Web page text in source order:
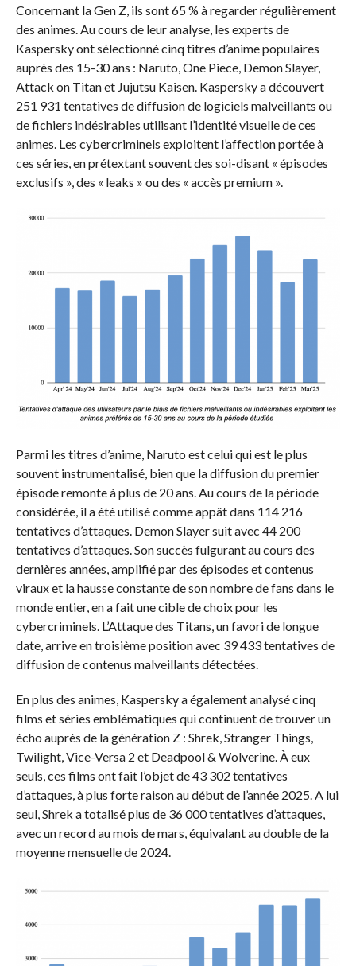
Concernant la Gen Z, ils sont 65 % à regarder régulièrement
des animes. Au cours de leur analyse, les experts de
Kaspersky ont sélectionné cinq titres d’anime populaires
auprès des 15-30 ans : Naruto, One Piece, Demon Slayer,
Attack on Titan et Jujutsu Kaisen. Kaspersky a découvert
251 931 tentatives de diffusion de logiciels malveillants ou
de fichiers indésirables utilisant l’identité visuelle de ces
animes. Les cybercriminels exploitent l’affection portée à
ces séries, en prétextant souvent des soi-disant « épisodes
exclusifs », des « leaks » ou des « accès premium ».
Parmi les titres d’anime, Naruto est celui qui est le plus
souvent instrumentalisé, bien que la diffusion du premier
épisode remonte à plus de 20 ans. Au cours de la période
considérée, il a été utilisé comme appât dans 114 216
tentatives d’attaques. Demon Slayer suit avec 44 200
tentatives d’attaques. Son succès fulgurant au cours des
dernières années, amplifié par des épisodes et contenus
viraux et la hausse constante de son nombre de fans dans le
monde entier, en a fait une cible de choix pour les
cybercriminels. L’Attaque des Titans, un favori de longue
date, arrive en troisième position avec 39 433 tentatives de
diffusion de contenus malveillants détectées.
En plus des animes, Kaspersky a également analysé cinq
films et séries emblématiques qui continuent de trouver un
écho auprès de la génération Z : Shrek, Stranger Things,
Twilight, Vice-Versa 2 et Deadpool & Wolverine. À eux
seuls, ces films ont fait l’objet de 43 302 tentatives
d’attaques, à plus forte raison au début de l’année 2025. A lui
seul, Shrek a totalisé plus de 36 000 tentatives d’attaques,
avec un record au mois de mars, équivalant au double de la
moyenne mensuelle de 2024.